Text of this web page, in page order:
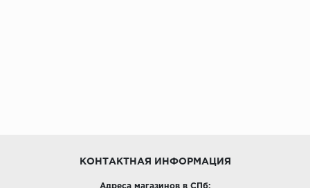
КОНТАКТНАЯ ИНФОРМАЦИЯ
Адреса магазинов в СПб: